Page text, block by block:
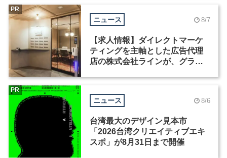
ニュース 8/7
【求人情報】ダイレクトマーケ
ティングを主軸とした広告代理
店の株式会社ラインが、グラフ
PR
ニュース 8/6
台湾最大のデザイン見本市
「2026台湾クリエイティブエキ
スポ」が8月31日まで開催
PR